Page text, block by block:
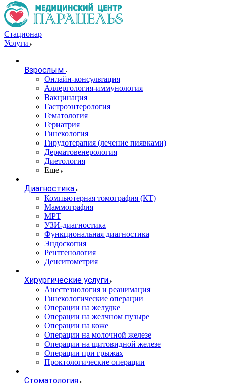
Стационар
Услуги
Взрослым
Онлайн-консультация
Аллергология-иммунология
Вакцинация
Гастроэнтерология
Гематология
Гериатрия
Гинекология
Гирудотерапия (лечение пиявками)
Дерматовенерология
Диетология
Еще
Диагностика
Компьютерная томография (КТ)
Маммография
МРТ
УЗИ-диагностика
Функциональная диагностика
Эндоскопия
Рентгенология
Денситометрия
Хирургические услуги
Анестезиология и реанимация
Гинекологические операции
Операции на желудке
Операции на желчном пузыре
Операции на коже
Операции на молочной железе
Операции на щитовидной железе
Операции при грыжах
Проктологические операции
Стоматология